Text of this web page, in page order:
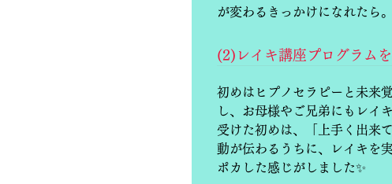
が変わるきっかけになれたら
(2)レイキ講座プログラム
初めはヒプノセラピーと未来
し、お母様やご兄弟にもレイ
受けた初めは、「上手く出来
動が伝わるうちに、レイキを
ポカした感じがしました✨